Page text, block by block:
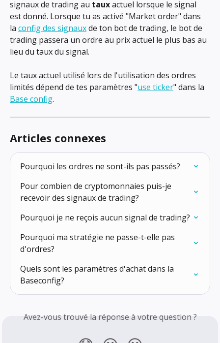
signaux de trading au taux actuel lorsque le signal
est donné. Lorsque tu as activé "Market order" dans
la config des signaux de ton bot de trading, le bot de
trading passera un ordre au prix actuel le plus bas au
lieu du taux du signal.
Le taux actuel utilisé lors de l'utilisation des ordres
limités dépend de tes paramètres "use ticker" dans la
Base config.
Articles connexes
Pourquoi les ordres ne sont-ils pas passés?
Pour combien de cryptomonnaies puis-je
recevoir des signaux de trading?
Pourquoi je ne reçois aucun signal de trading?
Pourquoi ma stratégie ne passe-t-elle pas
d'ordres?
Quels sont les paramètres d'achat dans la
Baseconfig?
Avez-vous trouvé la réponse à votre question ?